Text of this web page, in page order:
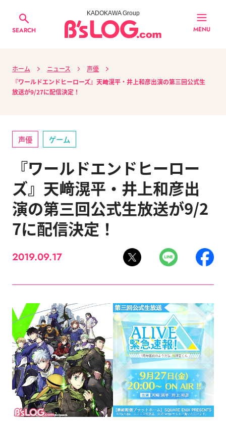
SEARCH
KADOKAWA Group
MENU
ホーム ニュース
声優
『ワールドエンドヒーローズ』天﨑滉平・井上和彦出演の第三回公式生
放送が9/27に配信決定！
声優 ゲーム
『ワールドエンドヒーロー
ズ』天﨑滉平・井上和彦出
演の第三回公式生放送が9/2
7に配信決定！
2019.09.17